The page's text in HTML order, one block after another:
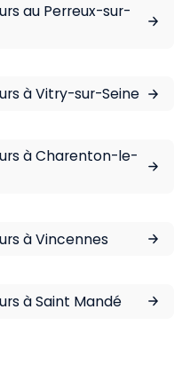
au Perreux-sur-
à Vitry-sur-Seine
à Charenton-le-
à Vincennes
à Saint Mandé